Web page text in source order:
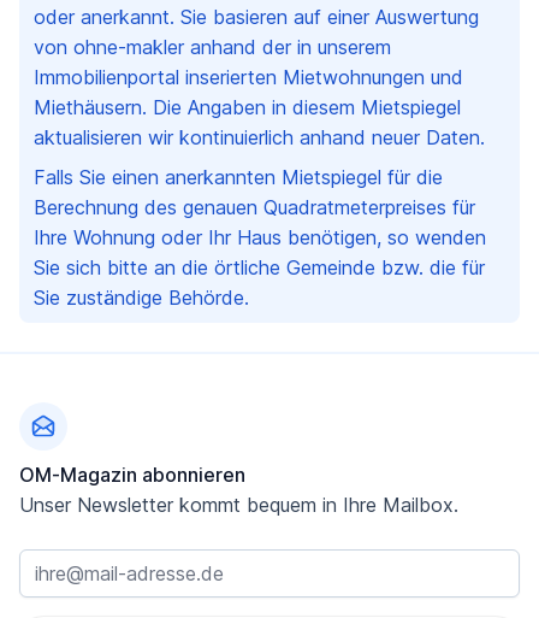
oder anerkannt. Sie basieren auf einer Auswertung
von ohne-makler anhand der in unserem
Immobilienportal inserierten Mietwohnungen und
Miethäusern. Die Angaben in diesem Mietspiegel
aktualisieren wir kontinuierlich anhand neuer Daten.
Falls Sie einen anerkannten Mietspiegel für die
Berechnung des genauen Quadratmeterpreises für
Ihre Wohnung oder Ihr Haus benötigen, so wenden
Sie sich bitte an die örtliche Gemeinde bzw. die für
Sie zuständige Behörde.
OM-Magazin abonnieren
Unser Newsletter kommt bequem in Ihre Mailbox.